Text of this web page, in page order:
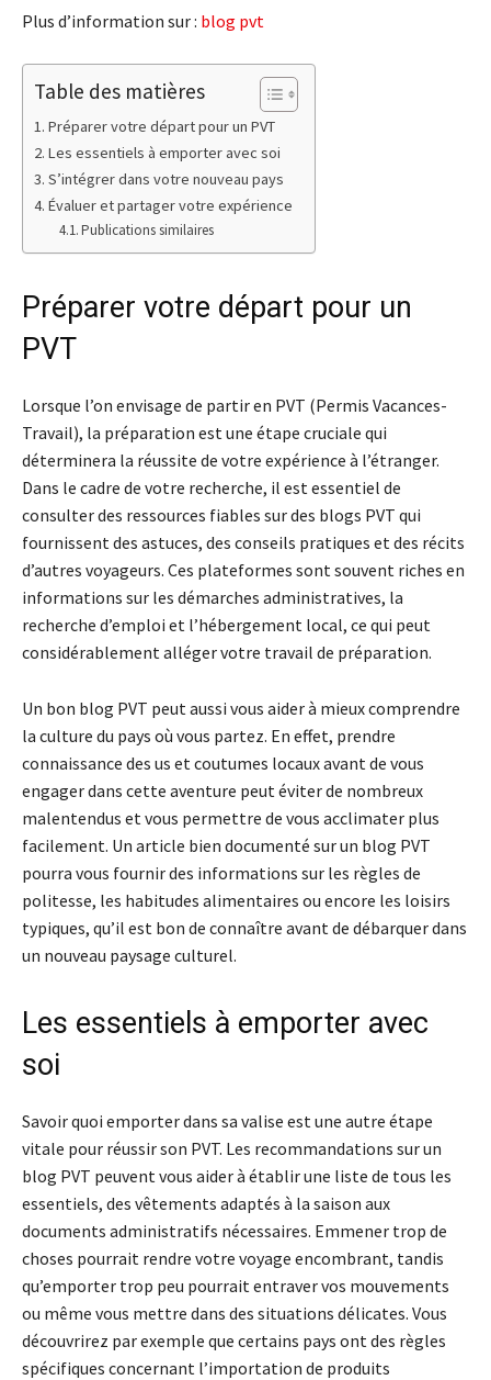
Plus d’information sur : blog pvt
Table des matières
Préparer votre départ pour un PVT
Les essentiels à emporter avec soi
S’intégrer dans votre nouveau pays
Évaluer et partager votre expérience
Publications similaires
Préparer votre départ pour un
PVT
Lorsque l’on envisage de partir en PVT (Permis Vacances-
Travail), la préparation est une étape cruciale qui
déterminera la réussite de votre expérience à l’étranger.
Dans le cadre de votre recherche, il est essentiel de
consulter des ressources fiables sur des blogs PVT qui
fournissent des astuces, des conseils pratiques et des récits
d’autres voyageurs. Ces plateformes sont souvent riches en
informations sur les démarches administratives, la
recherche d’emploi et l’hébergement local, ce qui peut
considérablement alléger votre travail de préparation.
Un bon blog PVT peut aussi vous aider à mieux comprendre
la culture du pays où vous partez. En effet, prendre
connaissance des us et coutumes locaux avant de vous
engager dans cette aventure peut éviter de nombreux
malentendus et vous permettre de vous acclimater plus
facilement. Un article bien documenté sur un blog PVT
pourra vous fournir des informations sur les règles de
politesse, les habitudes alimentaires ou encore les loisirs
typiques, qu’il est bon de connaître avant de débarquer dans
un nouveau paysage culturel.
Les essentiels à emporter avec
soi
Savoir quoi emporter dans sa valise est une autre étape
vitale pour réussir son PVT. Les recommandations sur un
blog PVT peuvent vous aider à établir une liste de tous les
essentiels, des vêtements adaptés à la saison aux
documents administratifs nécessaires. Emmener trop de
choses pourrait rendre votre voyage encombrant, tandis
qu’emporter trop peu pourrait entraver vos mouvements
ou même vous mettre dans des situations délicates. Vous
découvrirez par exemple que certains pays ont des règles
spécifiques concernant l’importation de produits